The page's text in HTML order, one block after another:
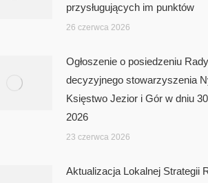
przysługujących im punktów
26 czerwca 2026
Ogłoszenie o posiedzeniu
decyzyjnego stowarzyszenia
Księstwo Jezior i Gór w dniu
2026
23 czerwca 2026
Aktualizacja Lokalnej Strategii